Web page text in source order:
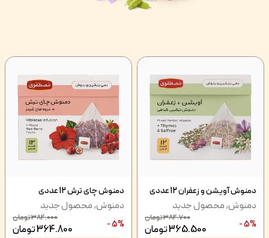
دمنوش آویشن و زعفران 12 عددی
دمنوش,محصول جدید
5% -
384.700تومان
365.500تومان
دمنوش چای ترش 12 عددی
دمنوش,محصول جدید
5% -
384.000تومان
364.800تومان